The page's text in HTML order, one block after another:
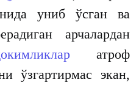
униб ўсган ва
арчалардан
атроф
ўзгартирмас экан,